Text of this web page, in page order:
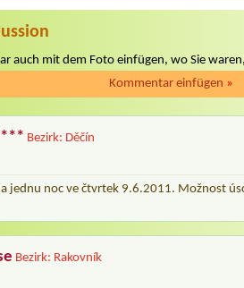
auch mit dem Foto einfügen, wo Sie
Kommentar einfügen »
Bezirk: Děčín
jednu noc ve čtvrtek 9.6.2011. Možnost
Bezirk: Rakovník